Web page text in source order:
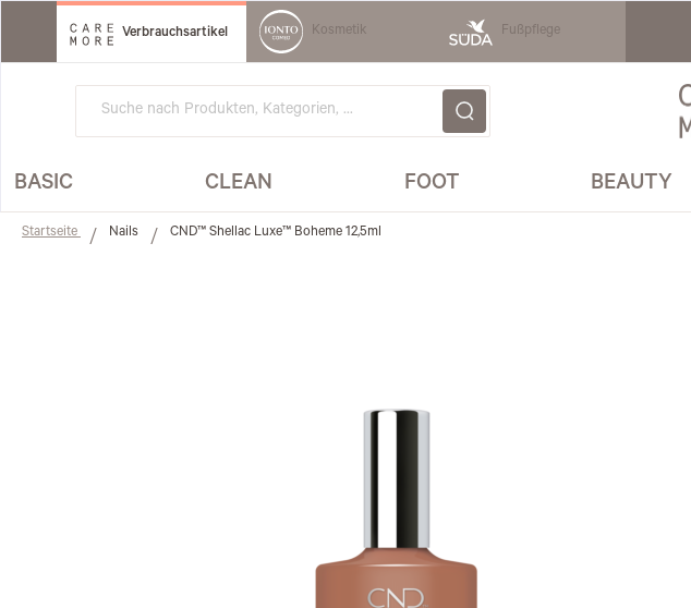
Direkt
zum
Verbrauchsartikel Kosmetik Fußpflege
BASIC CLEAN FOOT BEAUTY
Startseite Nails CND™ Shellac Luxe™ Boheme 12,5ml